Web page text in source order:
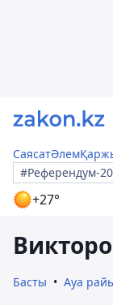
СаясатӘлем
#Референдум-
+27°
Басты Ауа